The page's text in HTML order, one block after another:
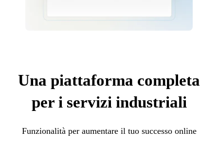
Una piattaforma completa
per i servizi industriali
Funzionalità per aumentare il tuo successo online